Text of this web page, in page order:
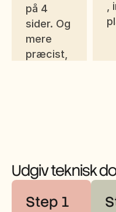
på 4
sider. Og
mere
præcist,
Udgiv teknisk
Step 1